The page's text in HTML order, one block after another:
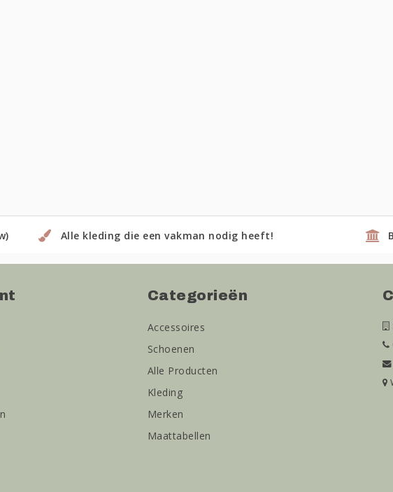
Alle kleding die een vakman nodig heeft!
Categorieën
Accessoires
Schoenen
Alle Producten
Kleding
Merken
Maattabellen